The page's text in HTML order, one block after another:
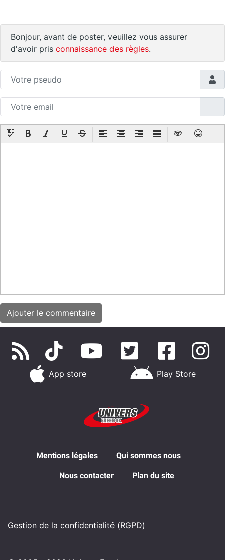
Bonjour, avant de poster, veuillez vous assurer
d'avoir pris connaissance des règles.
App store Play Store
Mentions légales Qui sommes nous
Nous contacter Plan du site
Gestion de la confidentialité (RGPD)